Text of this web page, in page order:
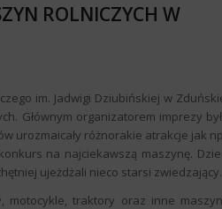
ROLNICZYCH W
im. Jadwigi Dziubińskiej w
Głównym organizatorem imprezy
urozmaicały różnorakie atrakcje jak
na najciekawszą maszynę.
ujeżdżali nieco starsi zwiedzający.
motocykle, traktory oraz inne